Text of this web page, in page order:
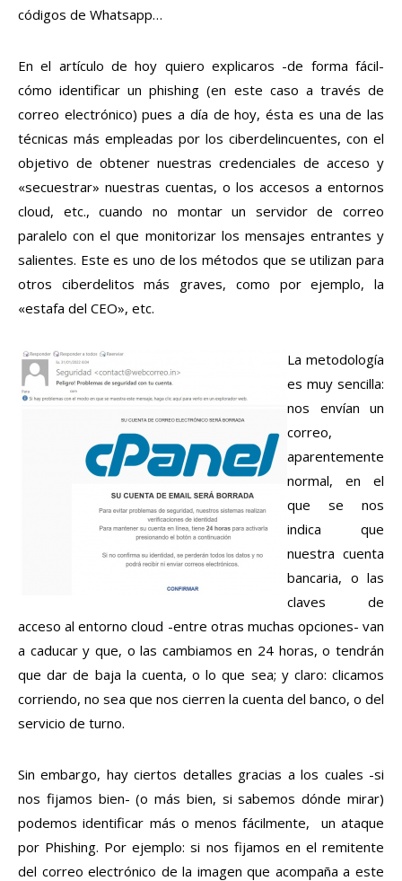
códigos de Whatsapp…
En el artículo de hoy quiero explicaros -de forma fácil-
cómo identificar un phishing (en este caso a través de
correo electrónico) pues a día de hoy, ésta es una de las
técnicas más empleadas por los ciberdelincuentes, con el
objetivo de obtener nuestras credenciales de acceso y
«secuestrar» nuestras cuentas, o los accesos a entornos
cloud, etc., cuando no montar un servidor de correo
paralelo con el que monitorizar los mensajes entrantes y
salientes. Este es uno de los métodos que se utilizan para
otros ciberdelitos más graves, como por ejemplo, la
«estafa del CEO», etc.
La metodología
es muy sencilla:
nos envían un
correo,
aparentemente
normal, en el
que se nos
indica que
nuestra cuenta
bancaria, o las
claves de
acceso al entorno cloud -entre otras muchas opciones- van
a caducar y que, o las cambiamos en 24 horas, o tendrán
que dar de baja la cuenta, o lo que sea; y claro: clicamos
corriendo, no sea que nos cierren la cuenta del banco, o del
servicio de turno.
Sin embargo, hay ciertos detalles gracias a los cuales -si
nos fijamos bien- (o más bien, si sabemos dónde mirar)
podemos identificar más o menos fácilmente, un ataque
por Phishing. Por ejemplo: si nos fijamos en el remitente
del correo electrónico de la imagen que acompaña a este